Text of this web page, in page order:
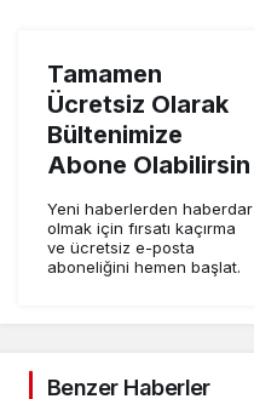
Tamamen
Ücretsiz Olarak
Bültenimize
Abone Olabilirsin
Yeni haberlerden haberdar
olmak için fırsatı kaçırma
ve ücretsiz e-posta
aboneliğini hemen başlat.
Benzer Haberler